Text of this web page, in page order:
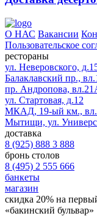
О НАС Вакансии
Пользовательское
рестораны
ул. Неверовского,
Балаклавский пр.,
пр. Андропова,
ул. Стартовая, д.12
МКАД, 19-ый км.,
Мытищи, ул.
доставка
8 (925) 888 3 888
бронь столов
8 (495) 2 555 666
банкеты
магазин
скидка 20% на
«бакинский бульвар»